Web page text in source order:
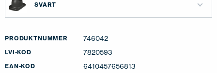
SVART
PRODUKTNUMMER 746042
LVI-KOD 7820593
EAN-KOD 6410457656813